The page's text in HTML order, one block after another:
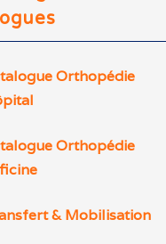
Orthopédie
Orthopédie
& Mobilisation